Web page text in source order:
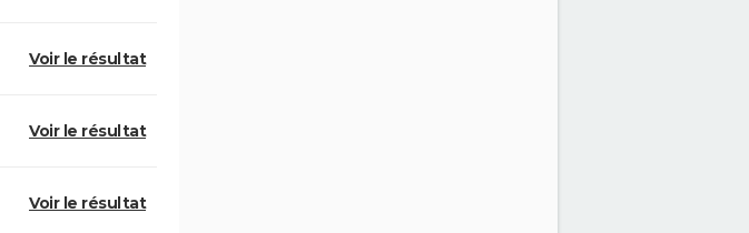
Voir le résultat
Voir le résultat
Voir le résultat